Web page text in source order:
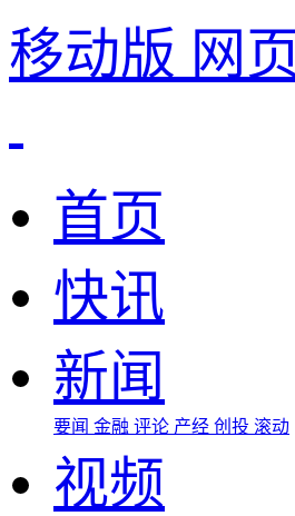
移动版 网
首页
快讯
新闻
要闻 金融 评论 产经 创投 滚动
视频